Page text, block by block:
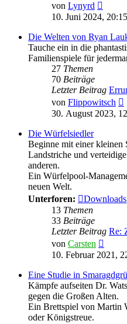
von Lynyrd
Beitrag
10. Juni 2024, 20:15
Die Welten von Ryan
Tauche ein in die
Familienspiele für
27 Themen
70 Beiträge
Letzter Beitrag
von Flippowitsch
30. August 2023,
Die Würfelsiedler
Beginne mit einer kleinen
Landstriche und
anderen.
Ein Würfelpool-
neuen Welt.
Unterforen:
Downloads
13 Themen
33 Beiträge
Letzter Beitrag Re:
von Carsten
10. Februar 2021,
Eine Studie in
Kämpfe aufseiten Dr.
gegen die Großen Alten.
Ein Brettspiel von Martin
oder Königstreue.